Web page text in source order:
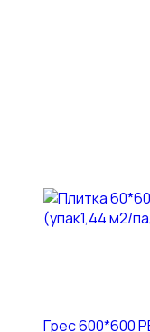
Грес 600*600